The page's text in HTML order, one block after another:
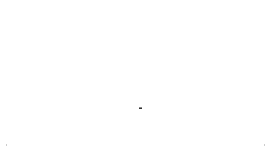
-